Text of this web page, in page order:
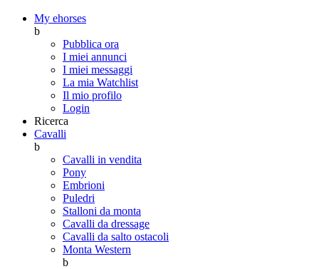
My ehorses
b
Pubblica ora
I miei annunci
I miei messaggi
La mia Watchlist
Il mio profilo
Login
Ricerca
Cavalli
b
Cavalli in vendita
Pony
Embrioni
Puledri
Stalloni da monta
Cavalli da dressage
Cavalli da salto ostacoli
Monta Western
b